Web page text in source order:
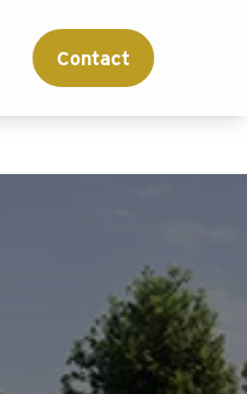
op maat
Contact